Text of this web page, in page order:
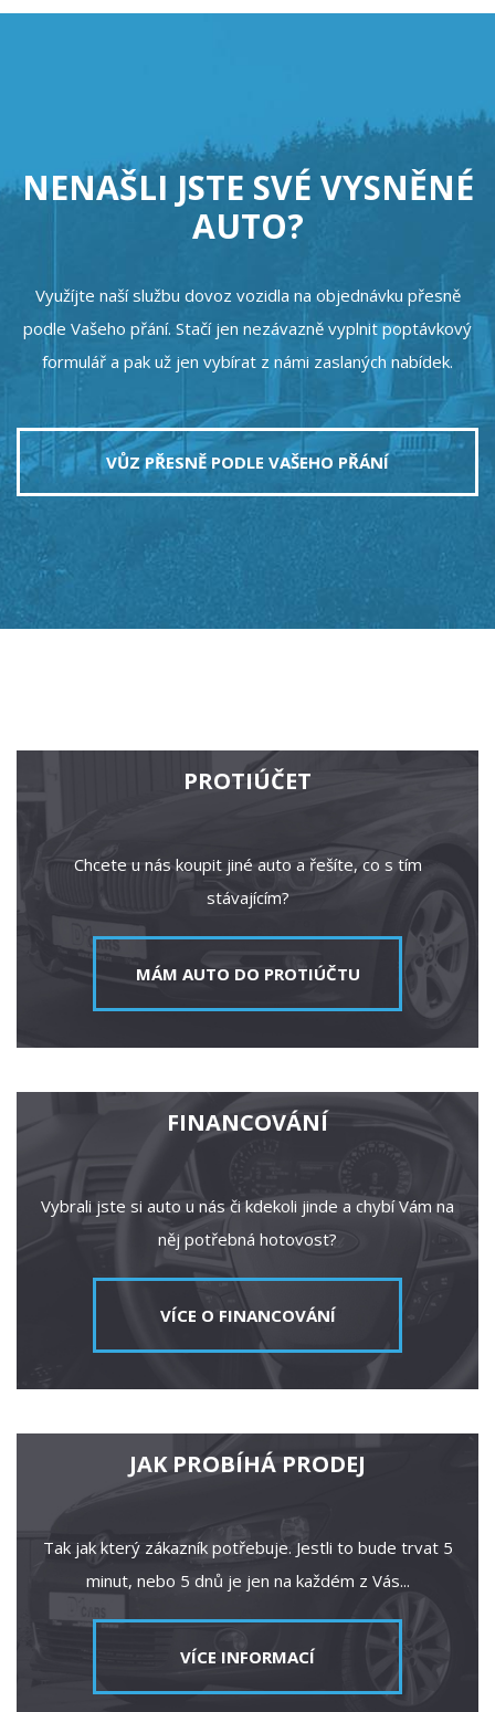
NENAŠLI JSTE SVÉ VYSNĚNÉ
AUTO?
Využíjte naší službu dovoz vozidla na objednávku přesně
podle Vašeho přání. Stačí jen nezávazně vyplnit poptávkový
formulář a pak už jen vybírat z námi zaslaných nabídek.
VŮZ PŘESNĚ PODLE VAŠEHO PŘÁNÍ
PROTIÚČET
Chcete u nás koupit jiné auto a řešíte, co s tím
stávajícím?
MÁM AUTO DO PROTIÚČTU
FINANCOVÁNÍ
Vybrali jste si auto u nás či kdekoli jinde a chybí Vám na
něj potřebná hotovost?
VÍCE O FINANCOVÁNÍ
JAK PROBÍHÁ PRODEJ
Tak jak který zákazník potřebuje. Jestli to bude trvat 5
minut, nebo 5 dnů je jen na každém z Vás...
VÍCE INFORMACÍ